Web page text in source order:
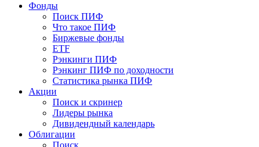
Фонды
Поиск ПИФ
Что такое ПИФ
Биржевые фонды
ETF
Рэнкинги ПИФ
Рэнкинг ПИФ по доходности
Статистика рынка ПИФ
Акции
Поиск и скринер
Лидеры рынка
Дивидендный календарь
Облигации